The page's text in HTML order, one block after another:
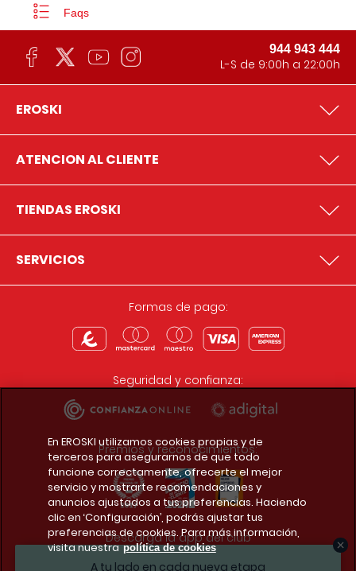
A tu lado en cada nueva etapa
Faqs
944 943 444
L-S de 9:00h a 22:00h
EROSKI
ATENCION AL CLIENTE
TIENDAS EROSKI
SERVICIOS
Formas de pago:
Seguridad y confianza:
Premios y reconocimientos:
Descarga la app del club
En EROSKI utilizamos cookies propias y de
terceros para asegurarnos de que todo
funcione correctamente, ofrecerte el mejor
servicio y mostrarte recomendaciones y
anuncios ajustados a tus preferencias. Haciendo
clic en ‘Configuración’, podrás ajustar tus
preferencias de cookies. Para más información,
visita nuestra política de cookies